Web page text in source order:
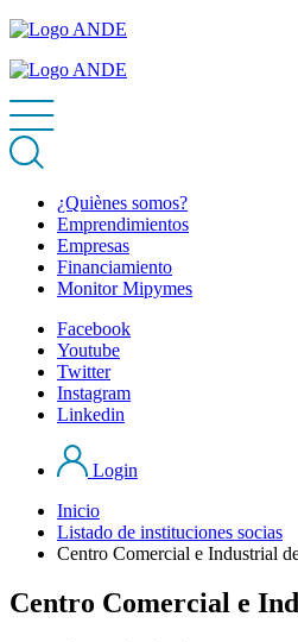
¿Quiènes somos?
Emprendimientos
Empresas
Financiamiento
Monitor Mipymes
Facebook
Youtube
Twitter
Instagram
Linkedin
Login
Inicio
Listado de instituciones socias
Centro Comercial e Industrial
Centro Comercial e